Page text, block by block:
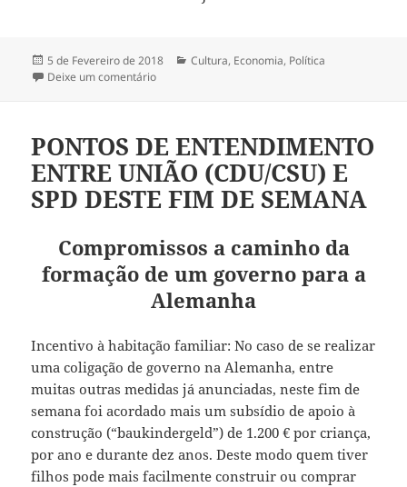
Publicado
a
5 de Fevereiro de 2018 Categorias
Cultura, Economia, Política
Deixe um comentário
PONTOS DE ENTENDIMENTO
ENTRE UNIÃO (CDU/CSU) E
SPD DESTE FIM DE SEMANA
Compromissos a caminho da
formação de um governo para a
Alemanha
Incentivo à habitação familiar: No caso de se realizar
uma coligação de governo na Alemanha, entre
muitas outras medidas já anunciadas, neste fim de
semana foi acordado mais um subsídio de apoio à
construção (“baukindergeld”) de 1.200 € por criança,
por ano e durante dez anos. Deste modo quem tiver
filhos pode mais facilmente construir ou comprar